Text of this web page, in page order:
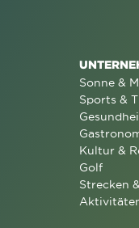
Sonne &
Sports &
Kultur &
Golf
Strecken